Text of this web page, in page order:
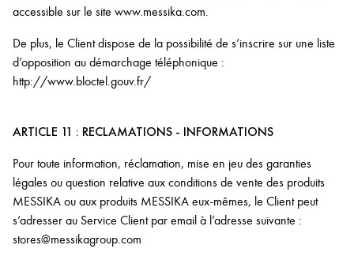
accessible sur le site www.messika.com.
De plus, le Client dispose de la possibilité de s’inscrire sur une liste
d’opposition au démarchage téléphonique :
http://www.bloctel.gouv.fr/
ARTICLE 11 : RECLAMATIONS - INFORMATIONS
Pour toute information, réclamation, mise en jeu des garanties
légales ou question relative aux conditions de vente des produits
MESSIKA ou aux produits MESSIKA eux-mêmes, le Client peut
s’adresser au Service Client par email à l’adresse suivante :
stores@messikagroup.com